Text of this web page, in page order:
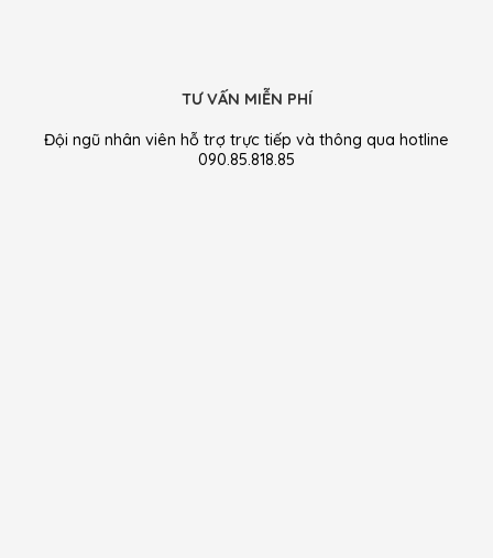
TƯ VẤN MIỄN PHÍ
Đội ngũ nhân viên hỗ trợ trực tiếp và thông qua hotline
090.85.818.85